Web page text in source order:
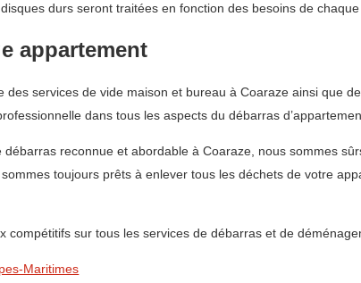
durs seront traitées en fonction des besoins de
appartement
services de vide maison et bureau à Coaraze ainsi que
dans tous les aspects du débarras
reconnue et abordable à Coaraze, nous sommes
toujours prêts à enlever tous les déchets de votre
compétitifs sur tous les services de débarras et de
Maritimes